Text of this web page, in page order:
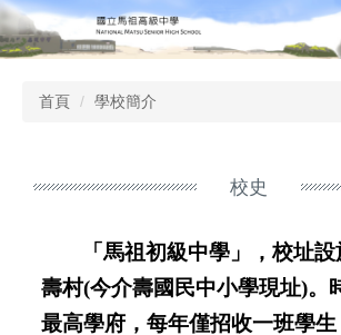
跳
到
主
首頁 學校簡介
校史
「馬祖初級中學」，校址
壽村(今介壽國民中小學現址)。
最高學府，每年僅招收一班學